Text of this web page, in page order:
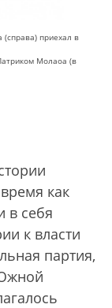
приехал в
Молаоа (в
как
в себя
к власти
партия,